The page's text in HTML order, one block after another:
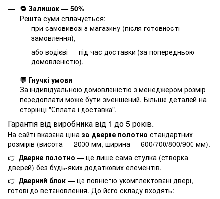
🔁 Залишок — 50%
Решта суми сплачується:
при самовивозі з магазину (після готовності
замовлення),
або водієві — під час доставки (за попередньою
домовленістю).
💬 Гнучкі умови
За індивідуальною домовленістю з менеджером розмір
передоплати може бути зменшений. Більше деталей на
сторінці "Оплата і доставка".
Гарантія від виробника від 1 до 5 років.
На сайті вказана ціна за дверне полотно стандартних
розмірів (висота — 2000 мм, ширина — 600/700/800/900 мм).
👉 Дверне полотно — це лише сама стулка (створка
дверей) без будь-яких додаткових елементів.
👉 Дверний блок — це повністю укомплектовані двері,
готові до встановлення. До його складу входять: